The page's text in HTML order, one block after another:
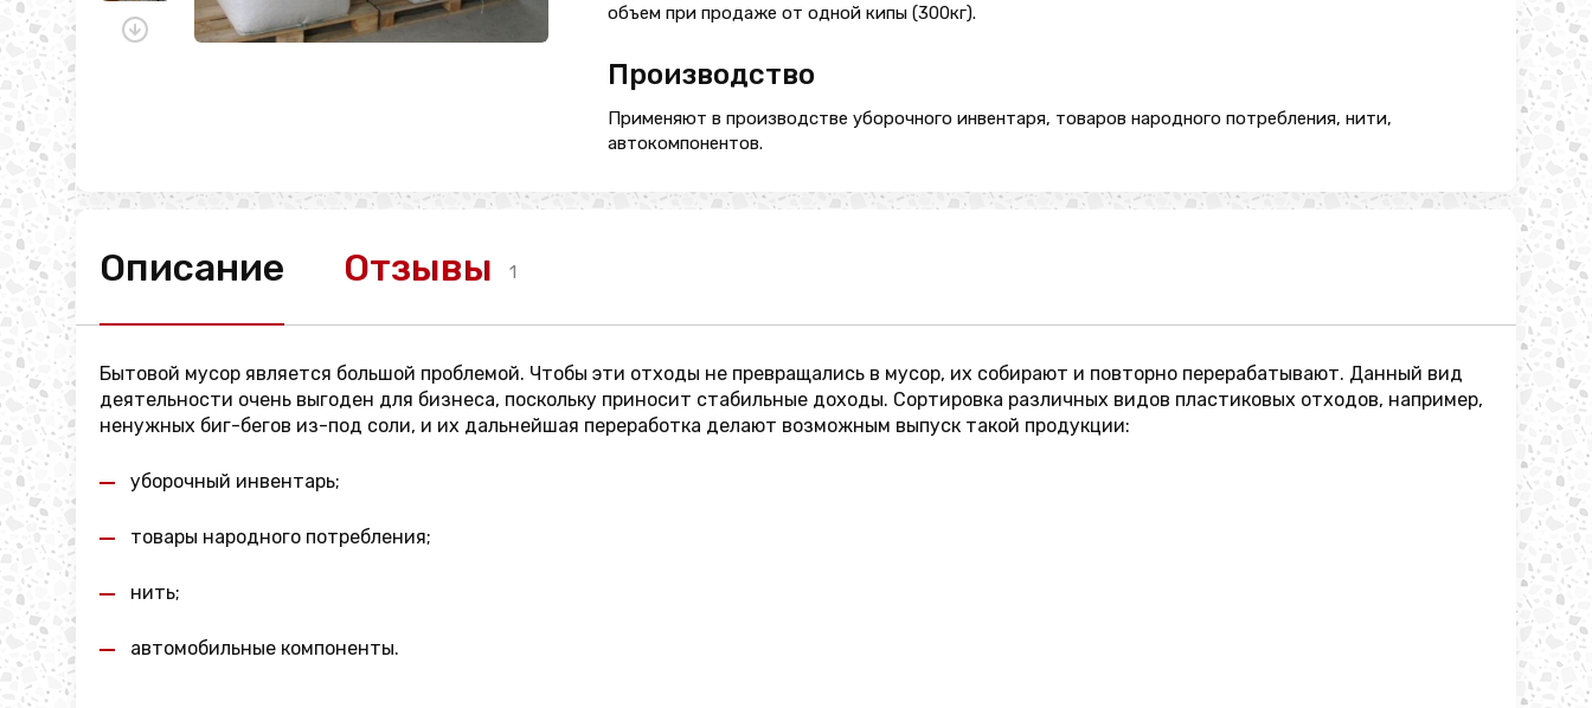
объем при продаже от одной кипы (300кг).
Производство
Применяют в производстве уборочного инвентаря, товаров народного потребления, нити,
автокомпонентов.
Описание Отзывы 1
Бытовой мусор является большой проблемой. Чтобы эти отходы не превращались в мусор, их собирают и повторно перерабатывают. Данный вид
деятельности очень выгоден для бизнеса, поскольку приносит стабильные доходы. Сортировка различных видов пластиковых отходов, например,
ненужных биг-бегов из-под соли, и их дальнейшая переработка делают возможным выпуск такой продукции:
уборочный инвентарь;
товары народного потребления;
нить;
автомобильные компоненты.